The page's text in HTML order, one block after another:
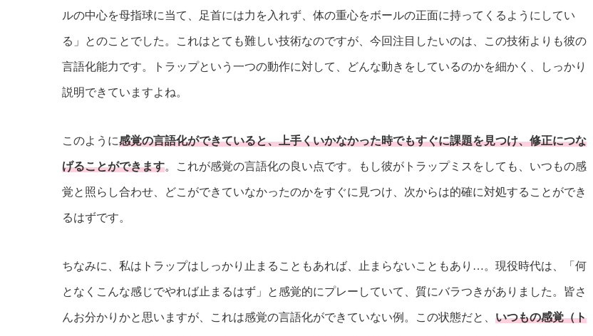
ルの中心を母指球に当て、足首には力を入れず、体の重心をボールの正面に持ってくるようにしてい
る」とのことでした。これはとても難しい技術なのですが、今回注目したいのは、この技術よりも彼の
言語化能力です。トラップという一つの動作に対して、どんな動きをしているのかを細かく、しっかり
説明できていますよね。
このように感覚の言語化ができていると、上手くいかなかった時でもすぐに課題を見つけ、修正につな
げることができます。これが感覚の言語化の良い点です。もし彼がトラップミスをしても、いつもの感
覚と照らし合わせ、どこができていなかったのかをすぐに見つけ、次からは的確に対処することができ
るはずです。
ちなみに、私はトラップはしっかり止まることもあれば、止まらないこともあり…。現役時代は、「何
となくこんな感じでやれば止まるはず」と感覚的にプレーしていて、質にバラつきがありました。皆さ
んお分かりかと思いますが、これは感覚の言語化ができていない例。この状態だと、 いつもの感覚（ト